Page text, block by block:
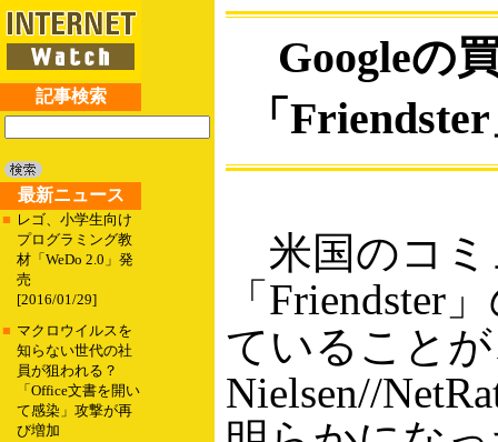
記事検索
最新ニュース
■ レゴ、小学生向け
プログラミング教
材「WeDo 2.0」発
売
[2016/01/29]
■ マクロウイルスを
知らない世代の社
員が狙われる？
「Office文書を開い
て感染」攻撃が再
び増加
Googleの
「
米国のコミ
「Friendster
ていること
Nielsen//